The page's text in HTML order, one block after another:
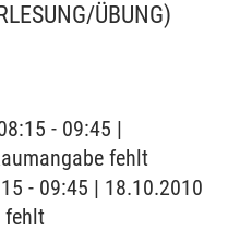
ÜBUNG)
- 09:45 |
fehlt
- 09:45 | 18.10.2010
fehlt